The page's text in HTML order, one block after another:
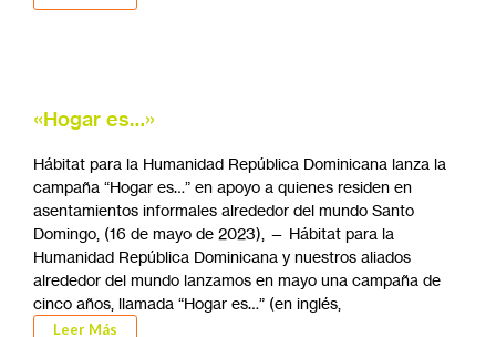
«Hogar es…»
Hábitat para la Humanidad República Dominicana lanza la
campaña “Hogar es…” en apoyo a quienes residen en
asentamientos informales alrededor del mundo Santo
Domingo, (16 de mayo de 2023), — Hábitat para la
Humanidad República Dominicana y nuestros aliados
alrededor del mundo lanzamos en mayo una campaña de
cinco años, llamada “Hogar es…” (en inglés,
Leer Más